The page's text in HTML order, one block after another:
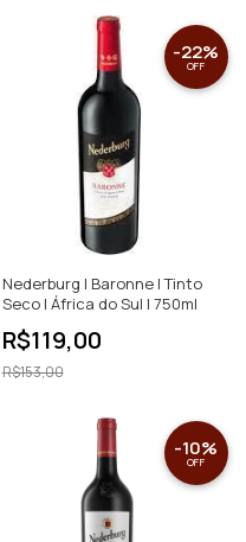
Nederburg | Baronne | Tinto
Seco | África do Sul | 750ml
R$119,00
-22%
OFF
R$153,00
-10%
OFF